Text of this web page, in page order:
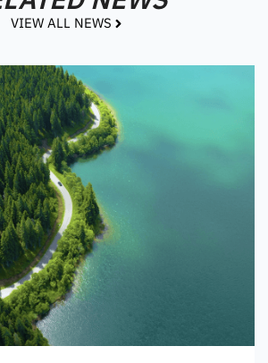
VIEW ALL NEWS